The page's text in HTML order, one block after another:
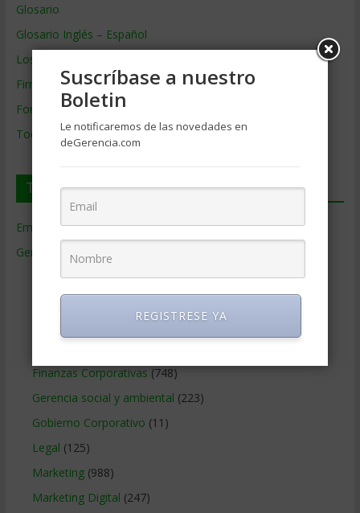
Glosario
Glosario Inglés – Español
Los mejores MBA
Firmas de Gerencia
Formación de Gerencia
Todos los Temas
Temas de Gerencia
Empresas de Gerencia(38)
Gerencia
(9.477)
Ciencias Económicas
Contabilidad(466)
(454)
Finanzas Corporativas (748)
Gerencia social y ambiental (223)
Gobierno Corporativo (11)
Legal (125)
Marketing(988)
Marketing Digital (247)
Suscríbase a nuestro
Boletin
Le notificaremos de las novedades en
deGerencia.com
REGISTRESE YA